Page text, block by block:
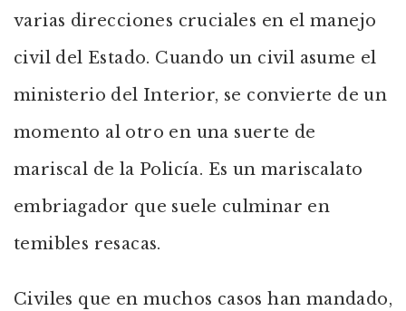
varias direcciones cruciales en el manejo
civil del Estado. Cuando un civil asume el
ministerio del Interior, se convierte de un
momento al otro en una suerte de
mariscal de la Policía. Es un mariscalato
embriagador que suele culminar en
temibles resacas.
Civiles que en muchos casos han mandado,